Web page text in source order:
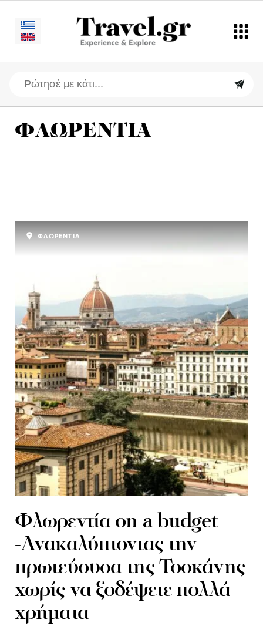
ΦΛΩΡΕΝΤΙΑ
Φλωρεντία on a budget
-Ανακαλύπτοντας την
πρωτεύουσα της Τοσκάνης
χωρίς να ξοδέψετε πολλά
χρήματα
ΦΛΩΡΕΝΤΙΑ